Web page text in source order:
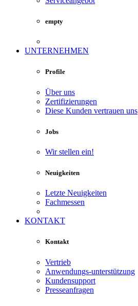
empty
UNTERNEHMEN
Profile
Über uns
Zertifizierungen
Diese Kunden vertrauen uns
Jobs
Wir stellen ein!
Neuigkeiten
Letzte Neuigkeiten
Fachmessen
KONTAKT
Kontakt
Vertrieb
Anwendungs-unterstützung
Kundensupport
Presseanfragen